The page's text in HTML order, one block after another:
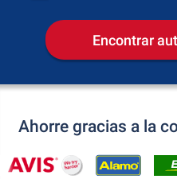
Encontrar
Ahorre gracias a la